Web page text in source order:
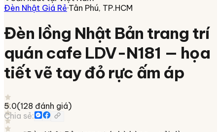
Đèn Nhật Giá Rẻ·Tân Phú, TP.HCM
Đèn lồng Nhật Bản trang trí
quán cafe LDV-N181 — họa
tiết vẽ tay đỏ rực ấm áp
5.0(128 đánh giá)
Chia sẻ: